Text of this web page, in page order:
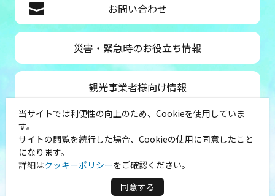
お問い合わせ
災害・緊急時のお役立ち情報
観光事業者様向け情報
公益社団法人神奈川県観光協会
〒231-8521
神奈川県横浜市中区山下町１
（シルクセンター内）
当サイトでは利便性の向上のため、Cookieを使用していま
す。
サイトの閲覧を続行した場合、Cookieの使用に同意したこと
になります。
詳細はクッキーポリシーをご確認ください。
同意する